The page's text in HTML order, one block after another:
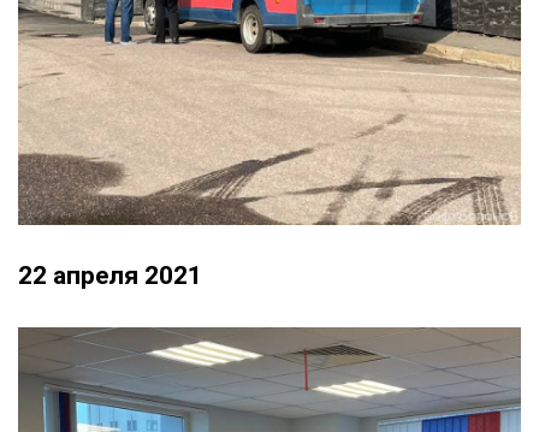
22 апреля 2021